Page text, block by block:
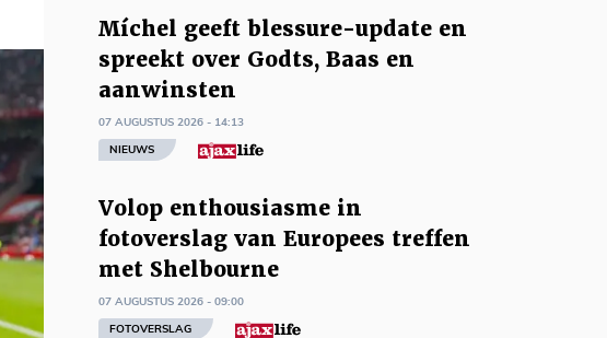
Míchel geeft blessure-update en
spreekt over Godts, Baas en
aanwinsten
07 AUGUSTUS 2026 - 14:13
NIEUWS
Volop enthousiasme in
fotoverslag van Europees treffen
met Shelbourne
07 AUGUSTUS 2026 - 09:00
FOTOVERSLAG